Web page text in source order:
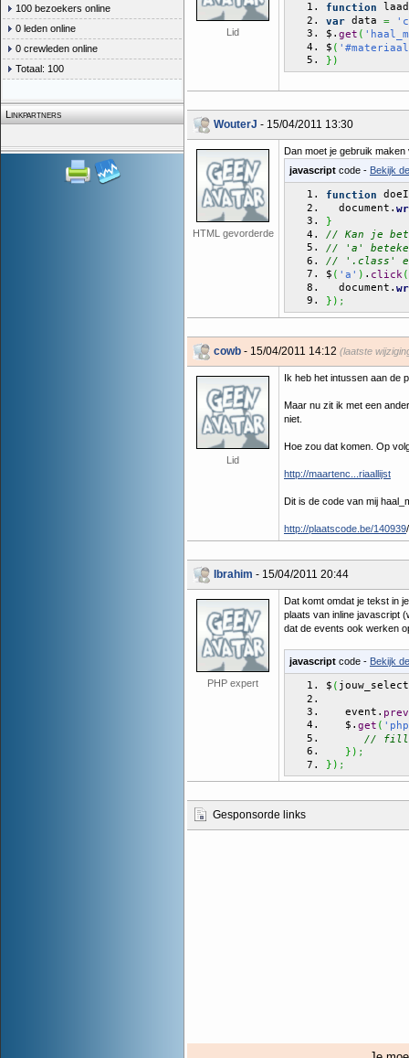
100 bezoekers online
0 leden online
0 crewleden online
Totaal: 100
Linkpartners
Lid
function
var data =
$. get (
$ (
} )
WouterJ - 15/04/2011 13:30
HTML gevorderde
Dan moet je gebruik
javascript code - Bekijk
function
  document.
}
// Kan je
// 'a'
// '.class' en
$ ( 'a' ) . click (
  document.
} ) ;
cowb - 15/04/2011 14:12 (laatste
Lid
Ik heb het intussen aan de
Maar nu zit ik met een
niet.
Hoe zou dat komen. Op
http://maartenc...riaallijst
Dit is de code van mij
http://plaatscode.be/140939/
Ibrahim - 15/04/2011 20:44
PHP expert
Dat komt omdat je tekst in
plaats van inline javascript
dat de events ook werken
javascript code - Bekijk
$ (
   event.
   $.
get (
// fill
} ) ;
} ) ;
Gesponsorde links